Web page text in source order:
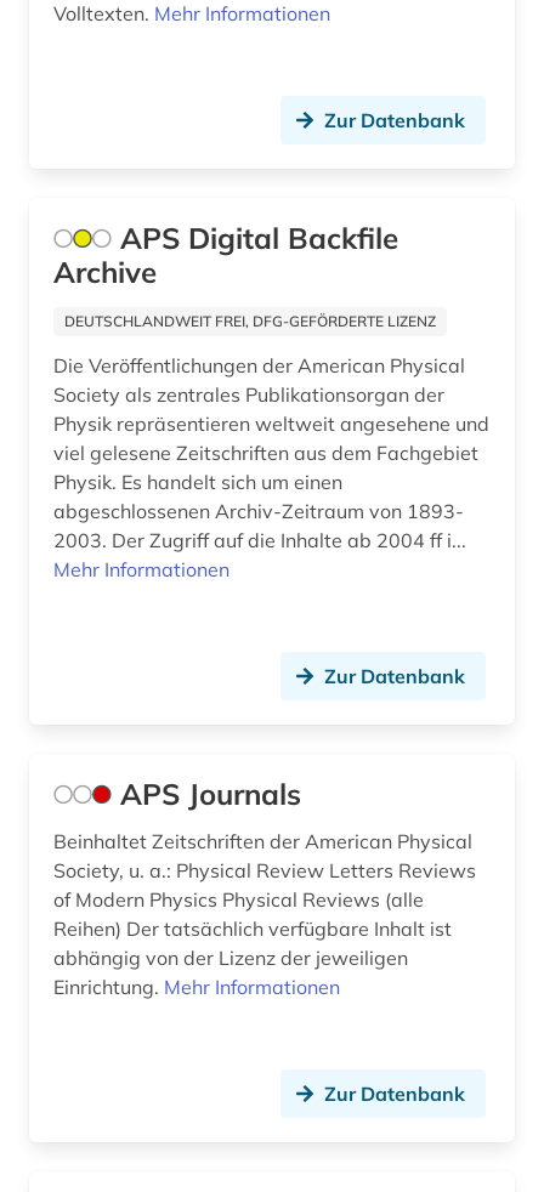
kristallsymmetrie (1)
kunst (1)
laborbuch (1)
laborheft (1)
labortechnik (1)
landwirtschaft (3)
laser (3)
lehrbuch (3)
lehrbücher (1)
lehrmittel (1)
lernprogramm (2)
lexikon (1)
Volltexten. Mehr Informationen
Zur Datenbank
APS Digital Backfile
Archive
DEUTSCHLANDWEIT FREI, DFG-GEFÖRDERTE LIZENZ
Die Veröffentlichungen der American Physical
Society als zentrales Publikationsorgan der
Physik repräsentieren weltweit angesehene und
viel gelesene Zeitschriften aus dem Fachgebiet
Physik. Es handelt sich um einen
abgeschlossenen Archiv-Zeitraum von 1893-
2003. Der Zugriff auf die Inhalte ab 2004 ff i...
Mehr Informationen
Zur Datenbank
APS Journals
Beinhaltet Zeitschriften der American Physical
Society, u. a.: Physical Review Letters Reviews
of Modern Physics Physical Reviews (alle
Reihen) Der tatsächlich verfügbare Inhalt ist
abhängig von der Lizenz der jeweiligen
Einrichtung. Mehr Informationen
Zur Datenbank